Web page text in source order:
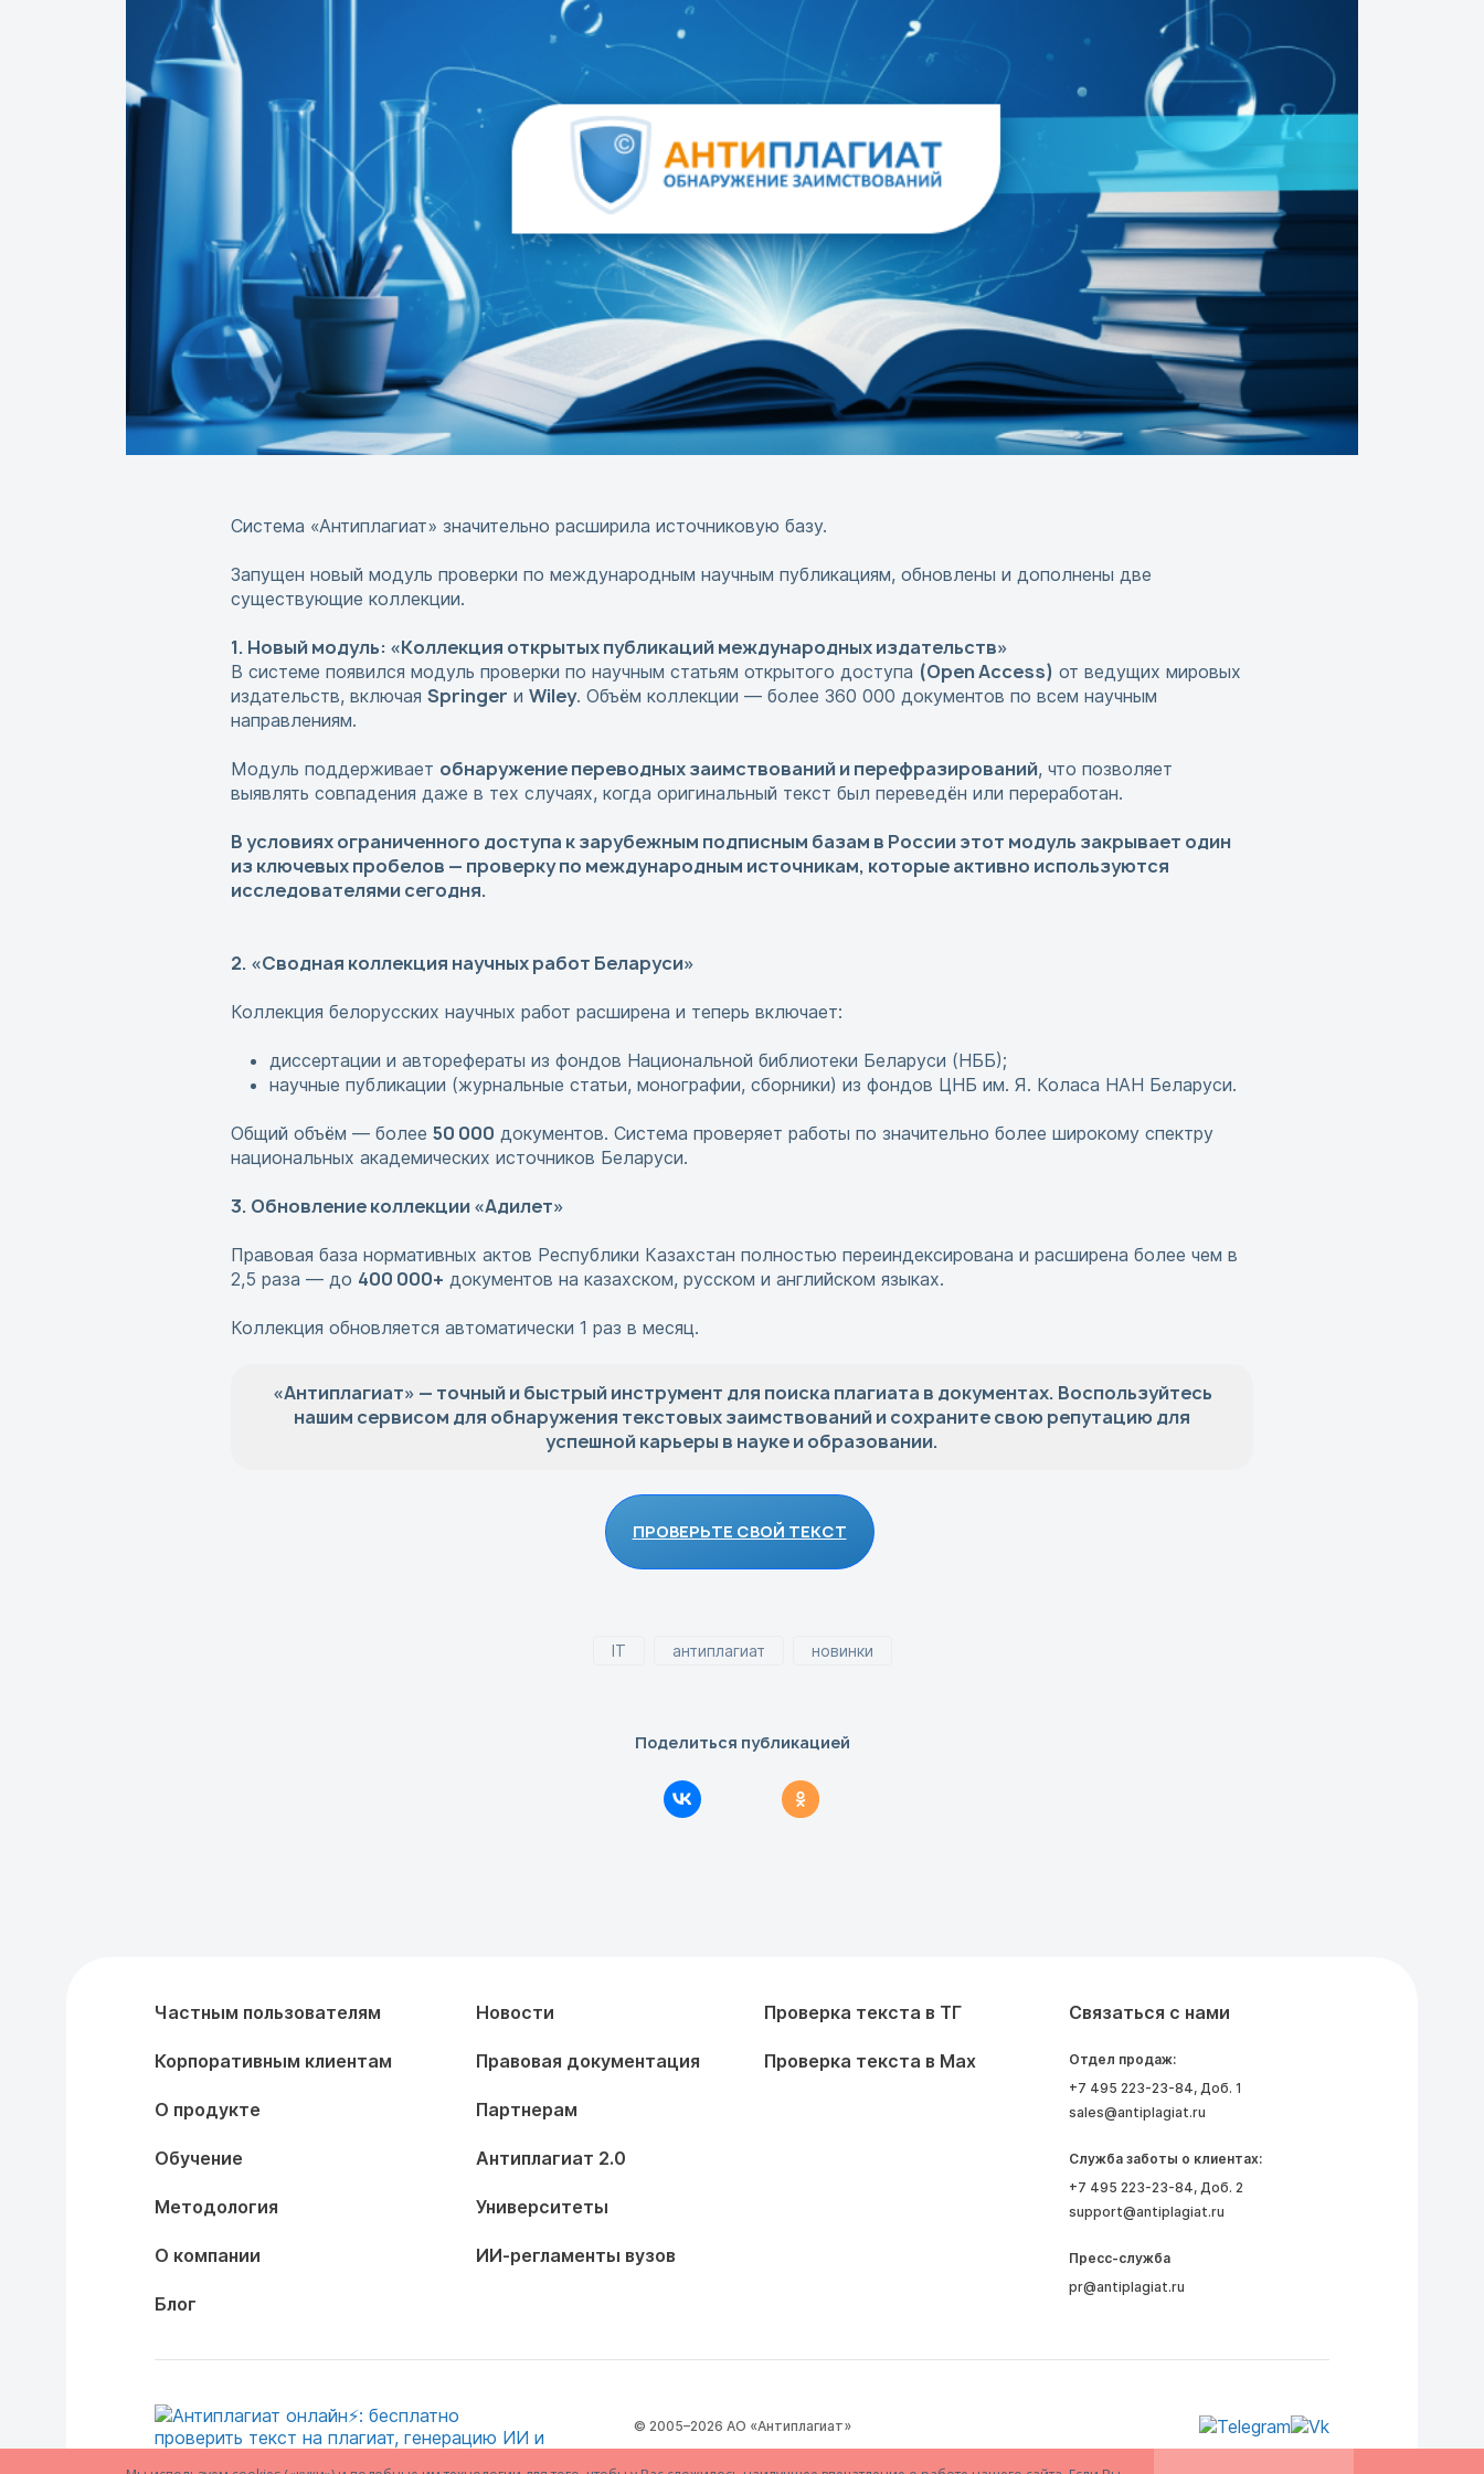
Система «Антиплагиат» значительно расширила источниковую базу.
Запущен новый модуль проверки по международным научным публикациям, обновлены и дополнены две
существующие коллекции.
1. Новый модуль: «Коллекция открытых публикаций международных издательств»
В системе появился модуль проверки по научным статьям открытого доступа (Open Access) от ведущих мировых
издательств, включая Springer и Wiley. Объём коллекции — более 360 000 документов по всем научным
направлениям.
Модуль поддерживает обнаружение переводных заимствований и перефразирований, что позволяет
выявлять совпадения даже в тех случаях, когда оригинальный текст был переведён или переработан.
В условиях ограниченного доступа к зарубежным подписным базам в России этот модуль закрывает один
из ключевых пробелов — проверку по международным источникам, которые активно используются
исследователями сегодня.
2. «Сводная коллекция научных работ Беларуси»
Коллекция белорусских научных работ расширена и теперь включает:
диссертации и авторефераты из фондов Национальной библиотеки Беларуси (НББ);
научные публикации (журнальные статьи, монографии, сборники) из фондов ЦНБ им. Я. Коласа НАН Беларуси.
Общий объём — более 50 000 документов. Система проверяет работы по значительно более широкому спектру
национальных академических источников Беларуси.
3. Обновление коллекции «Адилет»
Правовая база нормативных актов Республики Казахстан полностью переиндексирована и расширена более чем в
2,5 раза — до 400 000+ документов на казахском, русском и английском языках.
Коллекция обновляется автоматически 1 раз в месяц.
«Антиплагиат» — точный и быстрый инструмент для поиска плагиата в документах. Воспользуйтесь
нашим сервисом для обнаружения текстовых заимствований и сохраните свою репутацию для
успешной карьеры в науке и образовании.
ПРОВЕРЬТЕ СВОЙ ТЕКСТ
IT антиплагиат новинки
Поделиться публикацией
Частным пользователям
Корпоративным клиентам
О продукте
Обучение
Методология
О компании
Блог
Новости
Правовая документация
Партнерам
Антиплагиат 2.0
Университеты
ИИ-регламенты вузов
Проверка текста в ТГ
Проверка текста в Max
Связаться с нами
Отдел продаж:
+7 495 223-23-84, Доб. 1
sales@antiplagiat.ru
Служба заботы о клиентах:
+7 495 223-23-84, Доб. 2
support@antiplagiat.ru
Пресс-служба
pr@antiplagiat.ru
© 2005–2026 АО «Антиплагиат»